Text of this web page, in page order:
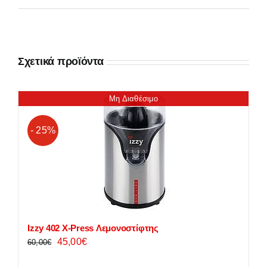
Σχετικά προϊόντα
Μη Διαθέσιμο
- 25%
Izzy 402 X-Press Λεμονοστίφτης
60,00€
Original
45,00€Η